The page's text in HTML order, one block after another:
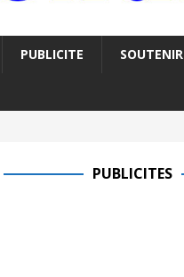
PUBLICITE SOUTENIR
PUBLICITES